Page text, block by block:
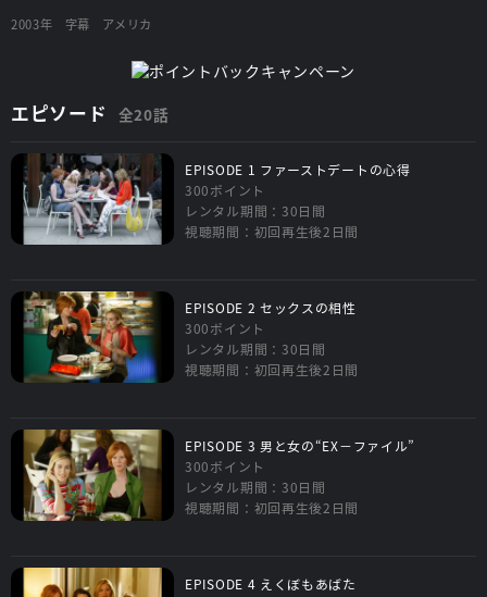
2003年 字幕 アメリカ
エピソード 全20話
EPISODE 1 ファーストデートの心得
300ポイント
レンタル期間：30日間
視聴期間：初回再生後2日間
EPISODE 2 セックスの相性
300ポイント
レンタル期間：30日間
視聴期間：初回再生後2日間
EPISODE 3 男と女の“EX－ファイル”
300ポイント
レンタル期間：30日間
視聴期間：初回再生後2日間
EPISODE 4 えくぼもあばた